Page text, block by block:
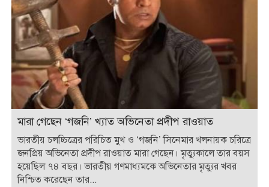
মারা গেছেন ‘গজনি’ খ্যাত অভিনেতা প্রদীপ রাওয়াত
ভারতীয় চলচ্চিত্রের পরিচিত মুখ ও ‘গজনি’ সিনেমার খলনায়ক চরিত্রে
জনপ্রিয় অভিনেতা প্রদীপ রাওয়াত মারা গেছেন। মৃত্যুকালে তার বয়স
হয়েছিল ৭৪ বছর। ভারতীয় গণমাধ্যমকে অভিনেতার মৃত্যুর খবর
নিশ্চিত করেছেন তার...